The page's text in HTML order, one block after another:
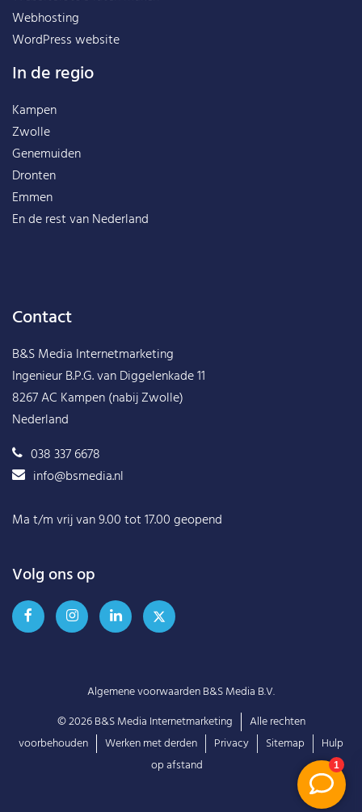
Webhosting
WordPress website
In de regio
Kampen
Zwolle
Genemuiden
Dronten
Emmen
En de rest vanNederland
Contact
B&S Media Internetmarketing
Ingenieur B.P.G. van Diggelenkade 11
8267 AC Kampen (nabij Zwolle)
Nederland
038 337 6678
info@bsmedia.nl
Ma t/m vrij van 9.00 tot 17.00 geopend
Volg ons op
Algemene voorwaarden B&S Media B.V.
© 2026B&S Media Internetmarketing
Alle rechten
voorbehouden
Werken met derden Privacy Sitemap
Hulp
op afstand